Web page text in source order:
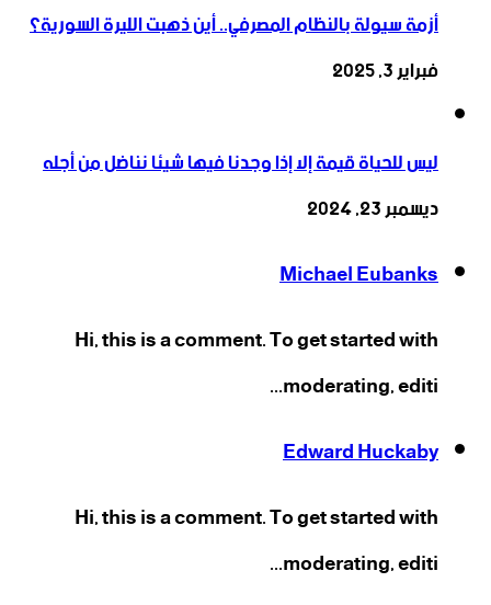
أزمة سيولة بالنظام المصرفي.. أين ذهبت الليرة السورية؟
فبراير 3, 2025
ليس للحياة قيمة إلا إذا وجدنا فيها شيئا نناضل من أجله
ديسمبر 23, 2024
Michael Eubanks
Hi, this is a comment. To get started with
moderating, editi...
Edward Huckaby
Hi, this is a comment. To get started with
moderating, editi...